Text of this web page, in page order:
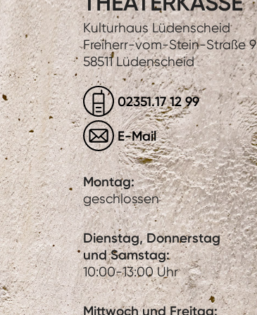
Kulturhaus Lüdenscheid
Freiherr-vom-Stein-Straße 9
58511 Lüdenscheid
02351.17 12 99
E-Mail
Montag:
geschlossen
Dienstag, Donnerstag
und Samstag:
10:00-13:00 Uhr
Mittwoch und Freitag: